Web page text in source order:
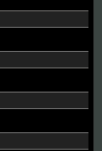
Digital Archive